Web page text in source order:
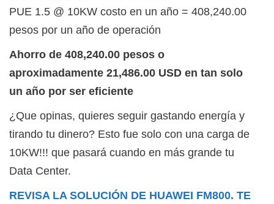
PUE 1.5 @ 10KW costo en un año = 408,240.00
pesos por un año de operación
Ahorro de 408,240.00 pesos o
aproximadamente 21,486.00 USD en tan solo
un año por ser eficiente
¿Que opinas, quieres seguir gastando energía y
tirando tu dinero? Esto fue solo con una carga de
10KW!!! que pasará cuando en más grande tu
Data Center.
REVISA LA SOLUCIÓN DE HUAWEI FM800. TE